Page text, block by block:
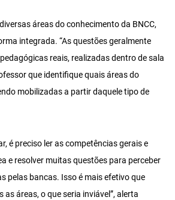
áreas do conhecimento da BNCC,
integrada. “As questões geralmente
reais, realizadas dentro de sala
que identifique quais áreas do
mobilizadas a partir daquele tipo de
é preciso ler as competências gerais e
e resolver muitas questões para perceber
pelas bancas. Isso é mais efetivo que
áreas, o que seria inviável”, alerta